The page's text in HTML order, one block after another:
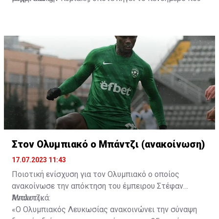
Στον Ολυμπιακό ο Μπάντζι (ανακοίνωση)
17.07.2023 11:43
Ποιοτική ενίσχυση για τον Ολυμπιακό ο οποίος
ανακοίνωσε την απόκτηση του έμπειρου Στέφαν
Μπάντζι.
Αναλυτικά:
«Ο Ολυμπιακός Λευκωσίας ανακοινώνει την σύναψη